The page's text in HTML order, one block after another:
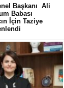
Başkanı Ali
Babası
İçin Taziye
Başkanı Ali Yalçın'ın
kavuşan kıymetli
Yalçın için, Eğitim-Bir-
1 Ağustos Cumartesi
Abdurrahmangazi
merasimi düzenlendi.